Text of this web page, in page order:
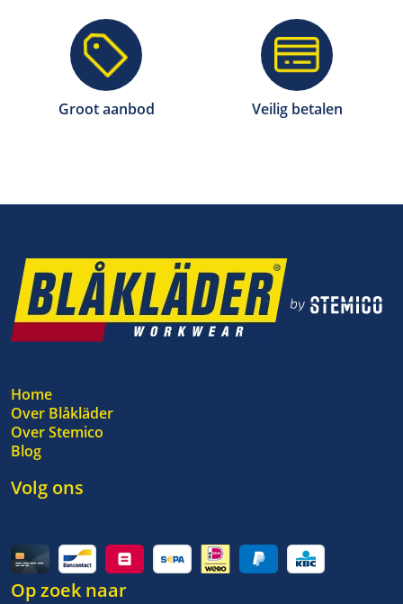
Groot aanbod Veilig betalen
Home
Over Blåkläder
Over Stemico
Blog
Volg ons
Op zoek naar